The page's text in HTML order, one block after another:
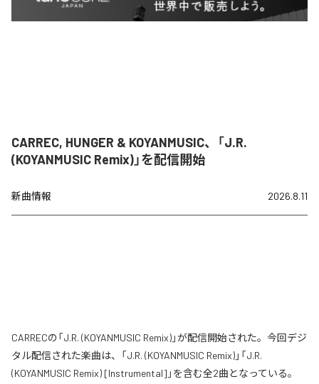
CARREC, HUNGER & KOYANMUSIC、「J.R.
(KOYANMUSIC Remix)」を配信開始
新曲情報 2026.8.11
CARRECの「J.R. (KOYANMUSIC Remix)」が配信開始された。今回デジ
タル配信された楽曲は、「J.R. (KOYANMUSIC Remix)」「J.R.
(KOYANMUSIC Remix) [Instrumental]」を含む全2曲となっている。